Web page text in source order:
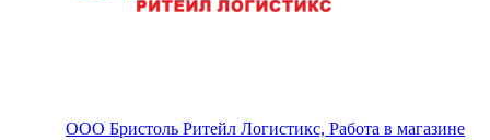
ООО Бристоль Ритейл Логистикс, Работа в магазине